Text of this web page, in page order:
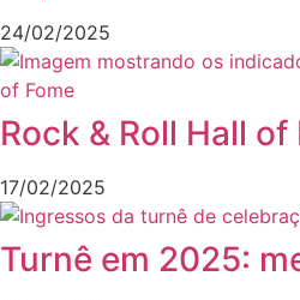
24/02/2025
Rock & Roll Hall
17/02/2025
Turnê em 2025: